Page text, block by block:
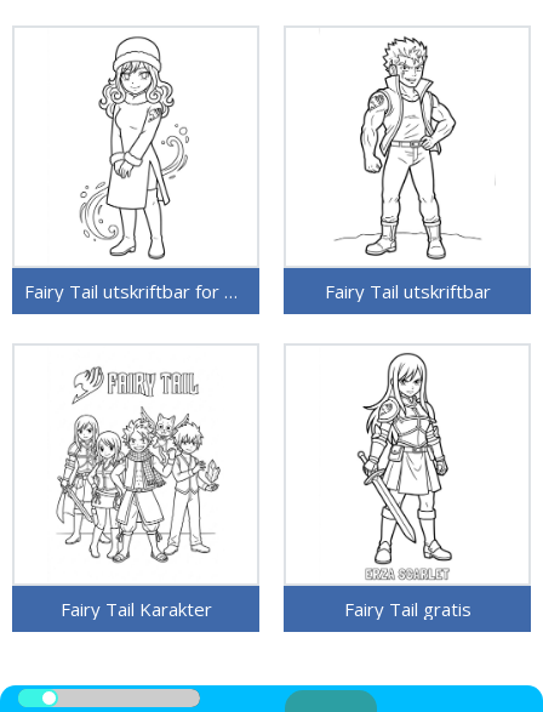
Fairy Tail utskriftbar for barn Fairy Tail utskriftbar
Fairy Tail Karakter Fairy Tail gratis